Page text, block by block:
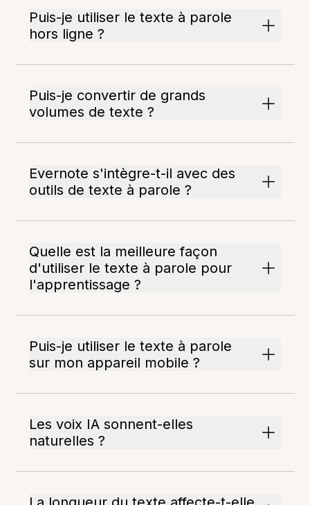
Puis-je utiliser le texte à parole
hors ligne ?
Puis-je convertir de grands
volumes de texte ?
Evernote s'intègre-t-il avec des
outils de texte à parole ?
Quelle est la meilleure façon
d'utiliser le texte à parole pour
l'apprentissage ?
Puis-je utiliser le texte à parole
sur mon appareil mobile ?
Les voix IA sonnent-elles
naturelles ?